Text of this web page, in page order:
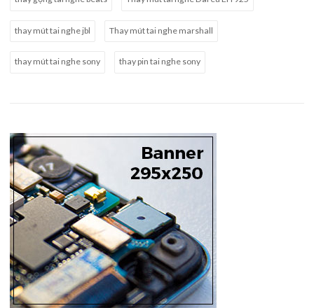
thay mút tai nghe jbl Thay mút tai nghe marshall
thay mút tai nghe sony thay pin tai nghe sony